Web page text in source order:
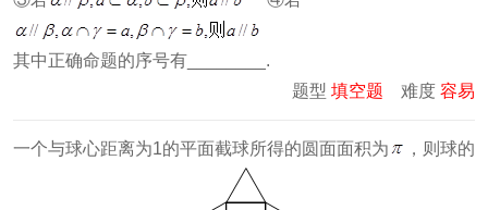
其中正确命题的序号有________.
题型 填空题 难度 容易
一个与球心距离为1的平面截球所得的圆面面积为 ，则球的